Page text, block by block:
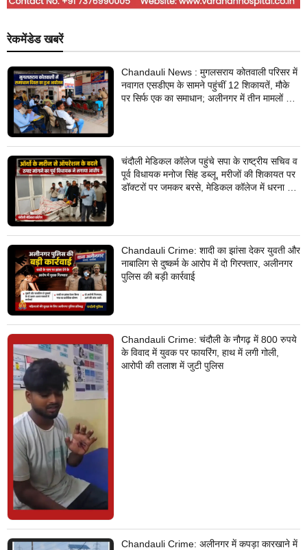
रेकमेंडेड खबरें
Chandauli News : मुगलसराय कोतवाली परिसर में
नवागत एसडीएम के सामने पहुंचीं 12 शिकायतें, मौके
पर सिर्फ एक का समाधान; अलीनगर में तीन मामलों का
चंदौली मेडिकल कॉलेज पहुंचे सपा के राष्ट्रीय सचिव व
पूर्व विधायक मनोज सिंह डब्लू, मरीजों की शिकायत पर
डॉक्टरों पर जमकर बरसे, मेडिकल कॉलेज में धरना देने
Chandauli Crime: शादी का झांसा देकर युवती और
नाबालिग से दुष्कर्म के आरोप में दो गिरफ्तार, अलीनगर
पुलिस की बड़ी कार्रवाई
Chandauli Crime: चंदौली के नौगढ़ में 800 रुपये
के विवाद में युवक पर फायरिंग, हाथ में लगी गोली,
आरोपी की तलाश में जुटी पुलिस
Chandauli Crime: अलीनगर में कपड़ा कारखाने में